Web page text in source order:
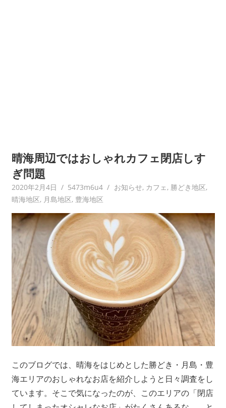
晴海周辺ではおしゃれカフェ閉店しす
ぎ問題
2020年2月4日 5473m6u4 お知らせ, カフェ , 勝どき地区,
晴海地区, 月島地区, 豊海地区
このブログでは、晴海をはじめとした勝どき・月島・豊
海エリアのおしゃれなお店を紹介しようと日々調査をし
ています。そこで気になったのが、このエリアの「閉店